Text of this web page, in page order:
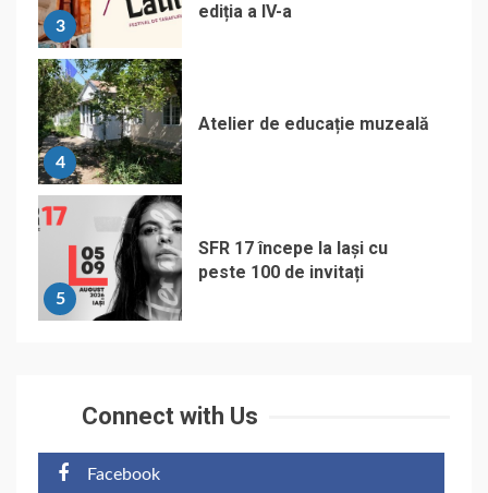
3
ediția a IV-a
4
Atelier de educație muzeală
5
SFR 17 începe la Iași cu
peste 100 de invitați
Connect with Us
Facebook